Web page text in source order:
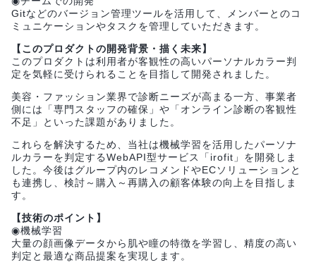
Gitなどのバージョン管理ツールを活用して、メンバーとのコ
ミュニケーションやタスクを管理していただきます。
【このプロダクトの開発背景・描く未来】
このプロダクトは利用者が客観性の高いパーソナルカラー判
定を気軽に受けられることを目指して開発されました。
美容・ファッション業界で診断ニーズが高まる一方、事業者
側には「専門スタッフの確保」や「オンライン診断の客観性
不足」といった課題がありました。
これらを解決するため、当社は機械学習を活用したパーソナ
ルカラーを判定するWebAPI型サービス「irofit」を開発しま
した。今後はグループ内のレコメンドやECソリューションと
も連携し、検討～購入～再購入の顧客体験の向上を目指しま
す。
【技術のポイント】
◉機械学習
大量の顔画像データから肌や瞳の特徴を学習し、精度の高い
判定と最適な商品提案を実現します。